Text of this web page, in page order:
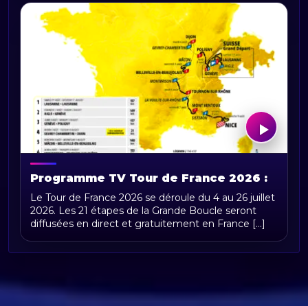
Programme TV Tour de France 2026 :
horaires, chaînes et diffusion en direct
Le Tour de France 2026 se déroule du 4 au 26 juillet
2026. Les 21 étapes de la Grande Boucle seront
diffusées en direct et gratuitement en France [...]